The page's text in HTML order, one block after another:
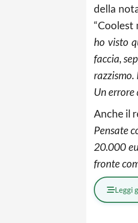
della
“Coolest
ho visto
faccia,
Un errore
Anche il
Pensate
20.000
fronte
Leggi